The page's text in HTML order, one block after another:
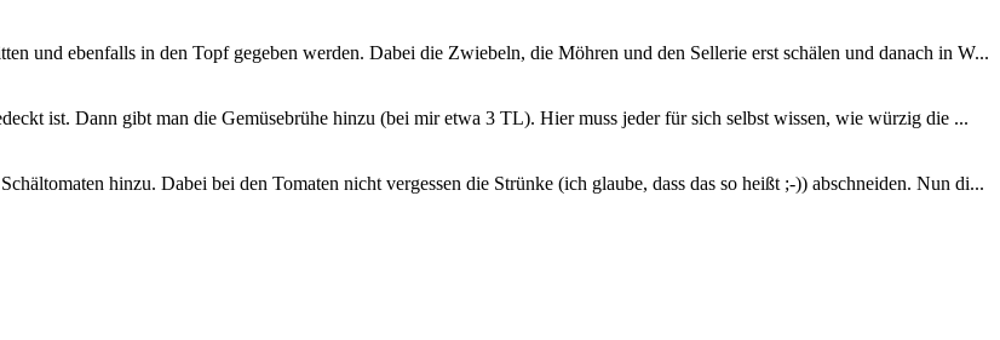
und ebenfalls in den Topf gegeben werden. Dabei die Zwiebeln, die Möhren und den Sellerie erst schälen und danach in W...
ist. Dann gibt man die Gemüsebrühe hinzu (bei mir etwa 3 TL). Hier muss jeder für sich selbst wissen, wie würzig die ...
hinzu. Dabei bei den Tomaten nicht vergessen die Strünke (ich glaube, dass das so heißt ;-)) abschneiden. Nun di...